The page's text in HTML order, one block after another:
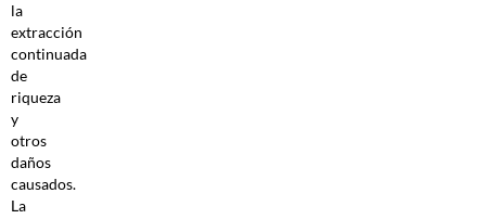
la
extracción
continuada
de
riqueza
y
otros
daños
causados.
La